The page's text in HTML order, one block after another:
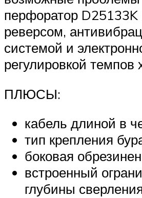
перфоратор
реверсом,
системой и
регулировкой темпов
ПЛЮСЫ:
кабель длиной в
тип крепления
боковая
встроенный
глубины